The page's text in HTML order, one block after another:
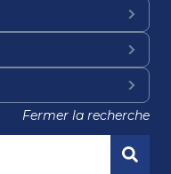
Fermer la recherche